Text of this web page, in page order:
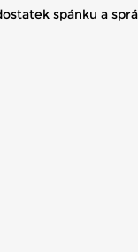
spánku a